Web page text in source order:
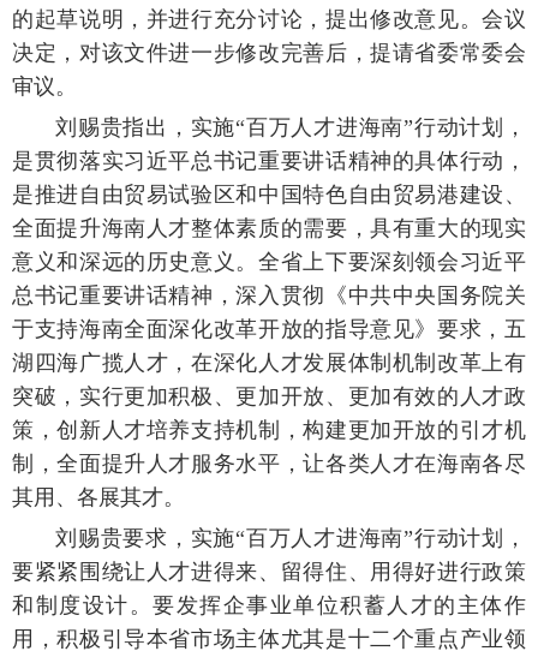
的起草说明，并进行充分讨论，提出修改意见。会议
决定，对该文件进一步修改完善后，提请省委常委会
审议。
刘赐贵指出，实施“百万人才进海南”行动计划，
是贯彻落实习近平总书记重要讲话精神的具体行动，
是推进自由贸易试验区和中国特色自由贸易港建设、
全面提升海南人才整体素质的需要，具有重大的现实
意义和深远的历史意义。全省上下要深刻领会习近平
总书记重要讲话精神，深入贯彻《中共中央国务院关
于支持海南全面深化改革开放的指导意见》要求，五
湖四海广揽人才，在深化人才发展体制机制改革上有
突破，实行更加积极、更加开放、更加有效的人才政
策，创新人才培养支持机制，构建更加开放的引才机
制，全面提升人才服务水平，让各类人才在海南各尽
其用、各展其才。
刘赐贵要求，实施“百万人才进海南”行动计划，
要紧紧围绕让人才进得来、留得住、用得好进行政策
和制度设计。要发挥企事业单位积蓄人才的主体作
用，积极引导本省市场主体尤其是十二个重点产业领